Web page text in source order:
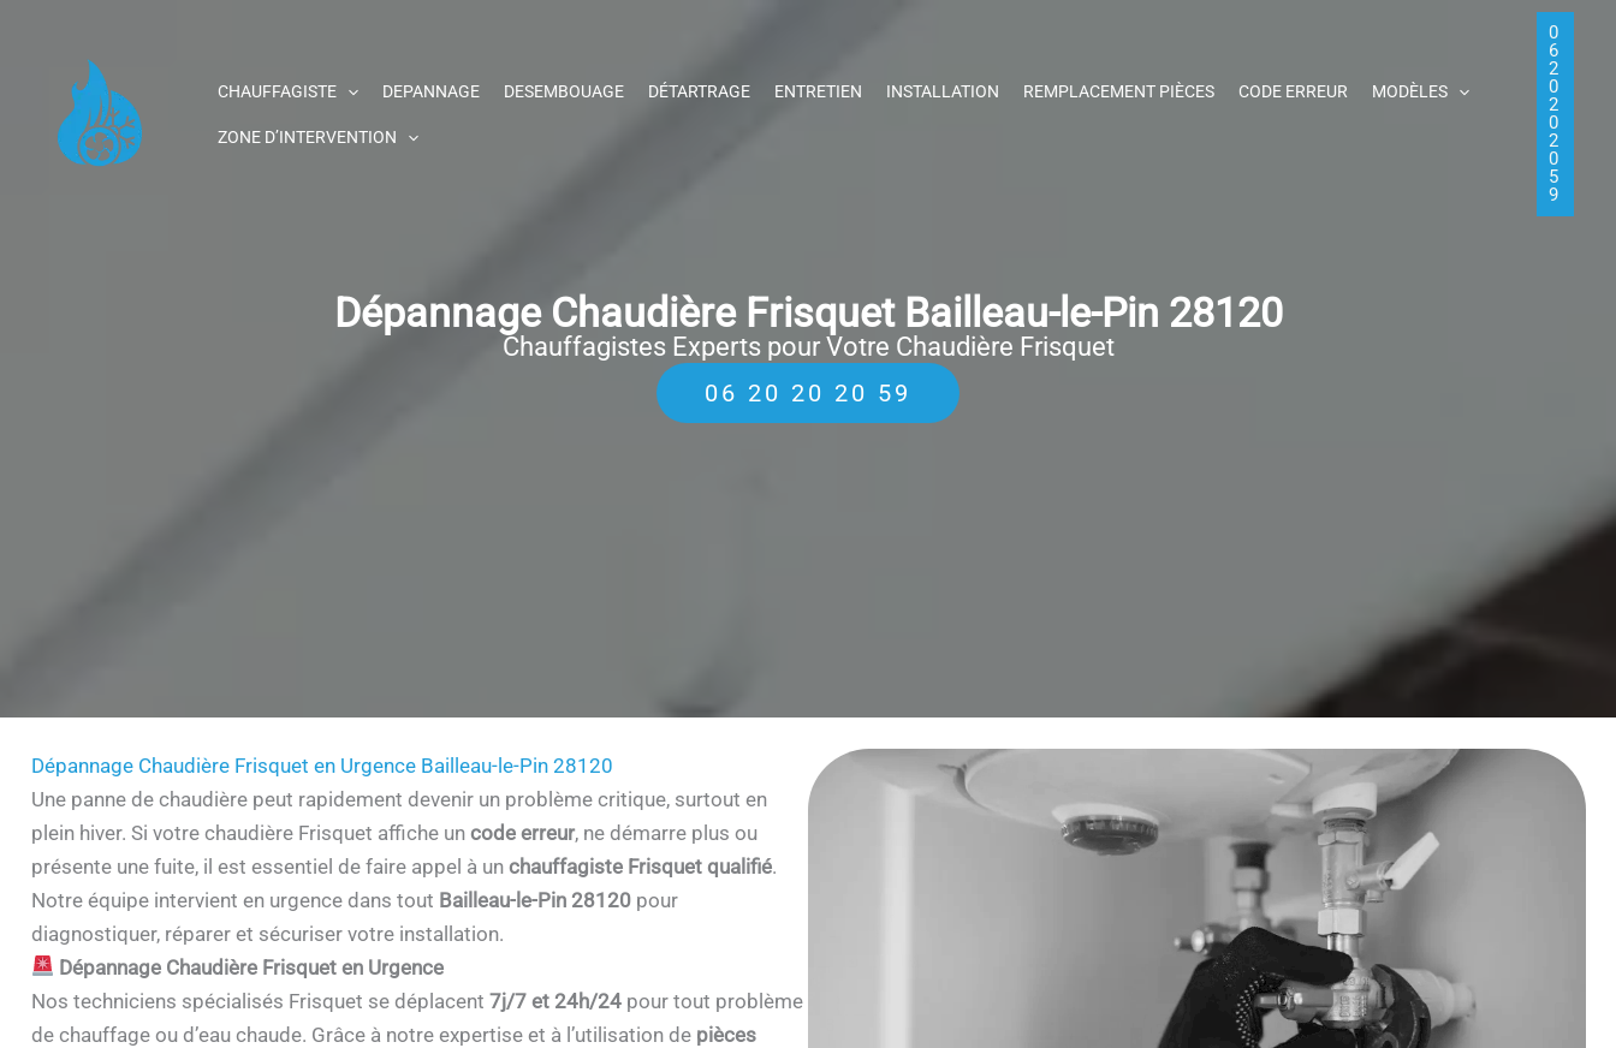
contenu
CHAUFFAGISTE DEPANNAGE DESEMBOUAGE DÉTARTRAGE ENTRETIEN INSTALLATION REMPLACEMENT PIÈCES CODE ERREUR MODÈLES
ZONE D’INTERVENTION
0
6
2
0
2
0
2
0
5
9
Dépannage Chaudière Frisquet Bailleau-le-Pin 28120
Chauffagistes Experts pour Votre Chaudière Frisquet
06 20 20 20 59
Dépannage Chaudière Frisquet en Urgence Bailleau-le-Pin 28120
Une panne de chaudière peut rapidement devenir un problème critique, surtout en
plein hiver. Si votre chaudière Frisquet affiche un code erreur, ne démarre plus ou
présente une fuite, il est essentiel de faire appel à un chauffagiste Frisquet qualifié.
Notre équipe intervient en urgence dans tout Bailleau-le-Pin 28120 pour
diagnostiquer, réparer et sécuriser votre installation.
Dépannage Chaudière Frisquet en Urgence
Nos techniciens spécialisés Frisquet se déplacent 7j/7 et 24h/24pour tout problème
de chauffage ou d’eau chaude. Grâce à notre expertise et à l’utilisation de pièces